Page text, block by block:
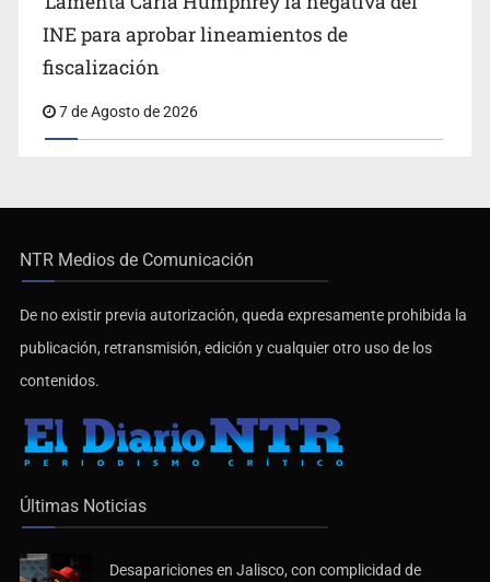
INE para aprobar lineamientos de
fiscalización
7 de Agosto de 2026
NTR Medios de Comunicación
De no existir previa autorización, queda expresamente prohibida la
publicación, retransmisión, edición y cualquier otro uso de los
contenidos.
Últimas Noticias
Desapariciones en Jalisco, con complicidad de